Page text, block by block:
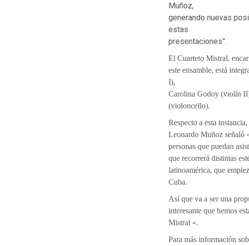
Muñoz,
generando nuevas
estas
presentaciones”.
El Cuarteto Mistral,
este ensamble, está
I),
Carolina Godoy (violín
(violoncello).
Respecto a esta
Leonardo Muñoz señaló
personas que puedan
que recorrerá distintas
latinoamérica, que
Cuba.
Así que va a ser una
interesante que hemos
Mistral «.
Para más información